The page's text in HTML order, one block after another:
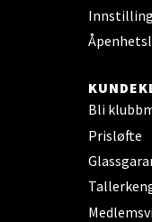
Bli
Prisløfte
Thon Senter
7714 Steinkjer